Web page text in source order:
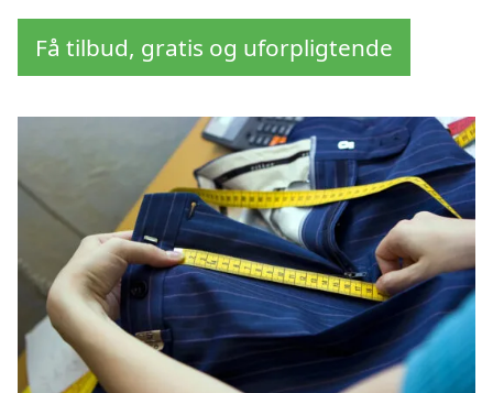
Få tilbud, gratis og uforpligtende